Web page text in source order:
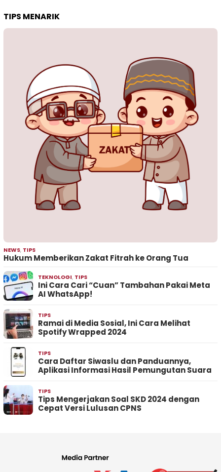
TIPS MENARIK
NEWS, TIPS
Hukum Memberikan Zakat Fitrah ke Orang Tua
TEKNOLOGI, TIPS
Ini Cara Cari “Cuan” Tambahan Pakai Meta
AI WhatsApp!
TIPS
Ramai di Media Sosial, Ini Cara Melihat
Spotify Wrapped 2024
TIPS
Cara Daftar Siwaslu dan Panduannya,
Aplikasi Informasi Hasil Pemungutan Suara
TIPS
Tips Mengerjakan Soal SKD 2024 dengan
Cepat Versi Lulusan CPNS